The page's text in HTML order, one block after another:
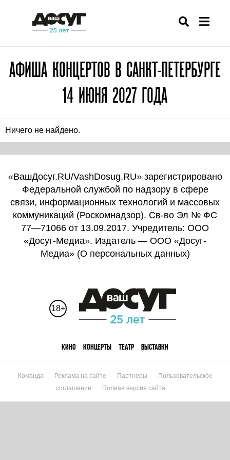
АФИША КОНЦЕРТОВ В САНКТ-ПЕТЕРБУРГЕ
14 ИЮНЯ 2027 ГОДА
Ничего не найдено.
«ВашДосуг.RU/VashDosug.RU» зарегистрировано
Федеральной службой по надзору в сфере
связи, информационных технологий и массовых
коммуникаций (Роскомнадзор). Св-во Эл № ФС
77—71066 от 13.09.2017. Учредитель: ООО
«Досуг-Медиа». Издатель — ООО «Досуг-
Медиа» (О персональных данных)
18+
КИНО КОНЦЕРТЫ ТЕАТР ВЫСТАВКИ
Команда Реклама на сайте Партнеры
Пользовательское
соглашение
Полная версия сайта